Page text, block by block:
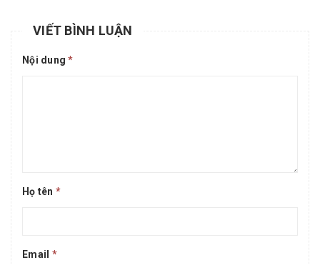
VIẾT BÌNH LUẬN
Nội dung*
Họ tên *
Email *